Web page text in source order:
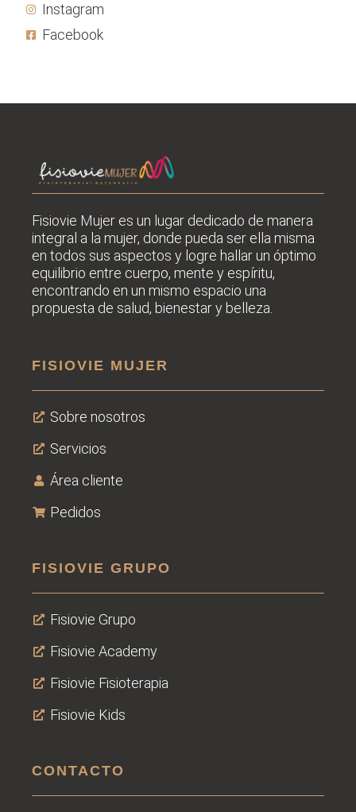
Instagram
Facebook
Fisiovie Mujer es un lugar dedicado de manera
integral a la mujer, donde pueda ser ella misma
en todos sus aspectos y logre hallar un óptimo
equilibrio entre cuerpo, mente y espíritu,
encontrando en un mismo espacio una
propuesta de salud, bienestar y belleza.
FISIOVIE MUJER
Sobre nosotros
Servicios
Área cliente
Pedidos
FISIOVIE GRUPO
Fisiovie Grupo
Fisiovie Academy
Fisiovie Fisioterapia
Fisiovie Kids
CONTACTO